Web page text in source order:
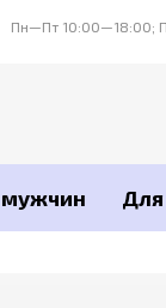
Пн—Пт 10:00—18:00;